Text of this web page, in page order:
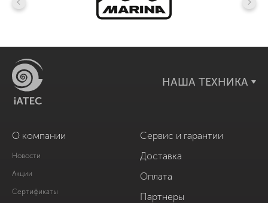
НАША ТЕХНИКА
О компании
Новости
Акции
Сертификаты
Сервис и гарантии
Доставка
Оплата
Партнеры